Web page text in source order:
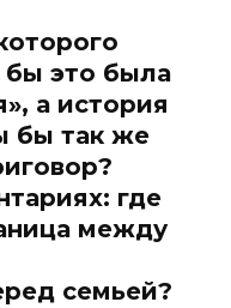
бы это была
а история
бы так же
где
между
семьей?